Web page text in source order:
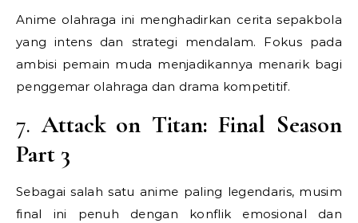
Anime olahraga ini menghadirkan cerita sepakbola
yang intens dan strategi mendalam. Fokus pada
ambisi pemain muda menjadikannya menarik bagi
penggemar olahraga dan drama kompetitif.
7.Attack on Titan: Final Season
Part 3
Sebagai salah satu anime paling legendaris, musim
final ini penuh dengan konflik emosional dan